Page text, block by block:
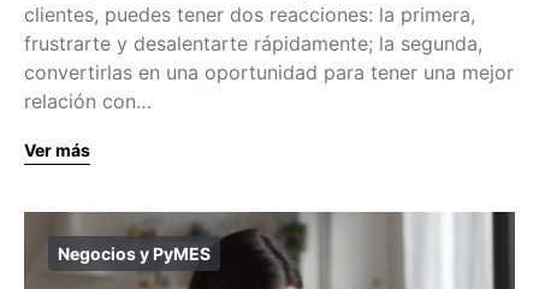
clientes, puedes tener dos reacciones: la primera,
frustrarte y desalentarte rápidamente; la segunda,
convertirlas en una oportunidad para tener una mejor
relación con…
Ver más
Negocios y PyMES